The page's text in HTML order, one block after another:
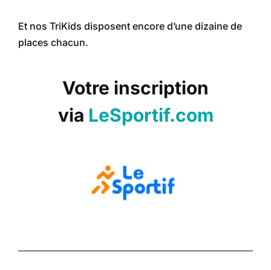
Et nos TriKids disposent encore d’une dizaine de
places chacun.
Votre inscription
via LeSportif.com